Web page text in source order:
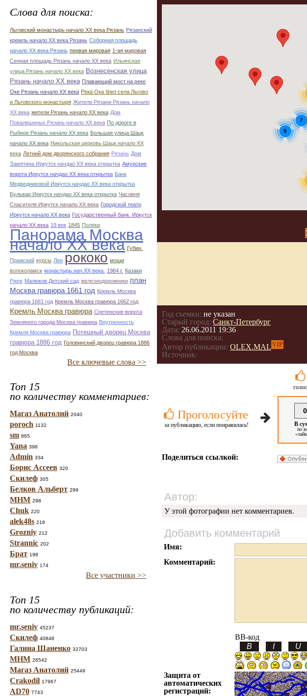
Слова для поиска:
Льговский монастырь начало ХХ века Рязань Рязанский
кремль начало ХХ века Рязань Соборная площадь
начало ХХ века Рязань первая мировая 1-ая мировая
Сенная площадь Рязань начало ХХ века Ильинская
улица Рязань начало ХХ века Вознесенская улица
Рязань начало ХХ века Плавающий мост на реке
Оке Рязань начало ХХ века Река Ока близ села Льгово
и Льговского монастыря Жители Рязани Рязань начало
ХХ века жители Рязань начало ХХ века Дом
Повалишиных Рязань начало ХХ века По дороге в
Рыбное Рязань начало ХХ века Большая улица Шацк
начало ХХ века Никольская церковь Шацк начало ХХ
века Летний дом дворянского собрания Рязань Дом
Замятина Иркутск начдао ХХ века открытка Амурские
ворота Иркутск начдао ХХ века открытка Банк
Медведниковой Иркутск начдао ХХ века открытка
Бульвар Иркутск начдао ХХ века открытка Часовня
Спасителя Иркутск начало ХХ века Городской театр
Иркутск начало ХХ века Государственный банк. Иркутск
начало ХХ века 19 век 1845 Поляки
Панорама Москва
начало ХХ века Губин.
Пражский курсы Лен рококо мощи
волоколамск монастырь.нач.ХХ века. 1964 г. Казаки
Ржев Малюков Детский сад железнодорожники план
Москва гравюра 1661 год Кремль Москва
гравюра 1661 год Кремль Москва гравюра 1662 год
Кремль Москва гравюра Сретенские ворота
Земляного города Москва гравюра Внутренность
Кремля Москва гравюра Потешный дворец Москва
гравюра 1886 год Головинский дворец гравюра 1886
год Москва
Все ключевые слова >>
Топ 15
по количеству комментариев:
Магаз Анатолий 2040
poroch 1132
sm 865
Yana 398
Admin 334
Борис Ассеев 320
Скилеф 305
Белков Альберт 299
МНМ 298
Chuk 220
alek48s 216
Grozniy 212
Strannic 202
Брат 198
mr.seniv 174
Все участники >>
Топ 15
по количеству публикаций:
mr.seniv 45237
Скилеф 40848
Галина Шаненко 32703
МНМ 26542
Магаз Анатолий 25449
Crakodil 17967
AD70 7743
7
9
Год съемки: не указан
Старый город: Санкт-Петербург
Дата: 26.06.2011 19:36
Слова для поиска:
Автор публикации: OLEX.MAL VIP
Источник:
Проголосуйте
за публикацию, если понравилась!
0
В
по
Поделиться ссылкой:
Автор:
У этой фотографии нет комментариев.
Добавить комментарий
Имя:
Комментарий:
BB-код
Защита от
автоматических
регистраций: